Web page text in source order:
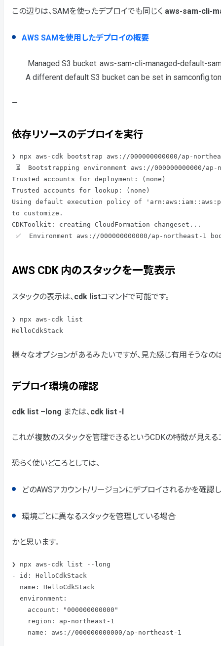
この辺りは、SAMを使ったデプロイでも同じく aws-sam-cli-
AWS SAMを使用したデプロイの概要
Managed S3 bucket: aws-sam-cli-managed-default-
A different default S3 bucket can be set in
—
依存リソースのデプロイを実行
❯ npx aws-cdk bootstrap aws://000000000000/ap-
Trusted accounts for deployment: (none)
Trusted accounts for lookup: (none)
Using default execution policy of
to customize.
CDKToolkit: creating CloudFormation changeset...
✅  Environment aws://000000000000/ap-northeast-1
AWS CDK 内のスタックを一覧表示
スタックの表示は、cdk listコマンドで可能です。
❯ npx aws-cdk list
HelloCdkStack
様々なオプションがあるみたいですが、見た感じ有用そうなの
デプロイ環境の確認
cdk list –long または、 cdk list -l
これが複数のスタックを管理できるというCDKの特徴が見える
恐らく使いどころとしては、
どのAWSアカウント/リージョンにデプロイされるかを確認
環境ごとに異なるスタックを管理している場合
かと思います。
❯ npx aws-cdk list --long
- id: HelloCdkStack
    name: aws://000000000000/ap-northeast-1